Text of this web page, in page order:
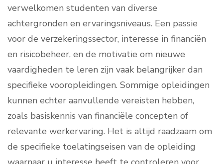
verwelkomen studenten van diverse
achtergronden en ervaringsniveaus. Een passie
voor de verzekeringssector, interesse in financiën
en risicobeheer, en de motivatie om nieuwe
vaardigheden te leren zijn vaak belangrijker dan
specifieke vooropleidingen. Sommige opleidingen
kunnen echter aanvullende vereisten hebben,
zoals basiskennis van financiële concepten of
relevante werkervaring. Het is altijd raadzaam om
de specifieke toelatingseisen van de opleiding